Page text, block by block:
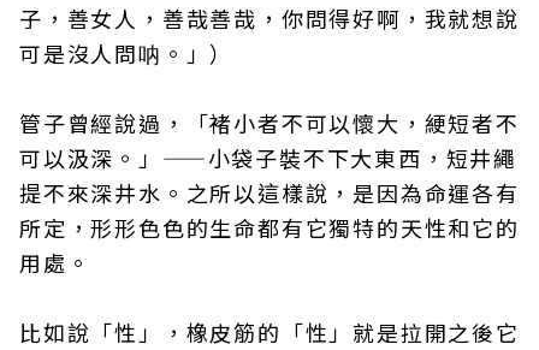
子，善女人，善哉善哉，你問得好啊，我就想說
可是沒人問呐。」）
管子曾經說過，「褚小者不可以懷大，綆短者不
可以汲深。」——小袋子裝不下大東西，短井繩
提不來深井水。之所以這樣說，是因為命運各有
所定，形形色色的生命都有它獨特的天性和它的
用處。
比如說「性」，橡皮筋的「性」就是拉開之後它